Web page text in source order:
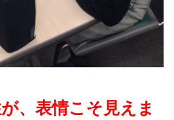
、表情こそ見えま